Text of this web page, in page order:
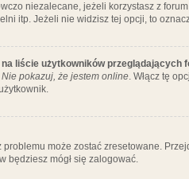
niezalecane, jeżeli korzystasz z
itp. Jeżeli nie widzisz tej opcji, to
liście użytkowników przeglądających
Nie pokazuj, że jestem online. Włącz tę
może zostać zresetowane.
będziesz mógł się zalogować.